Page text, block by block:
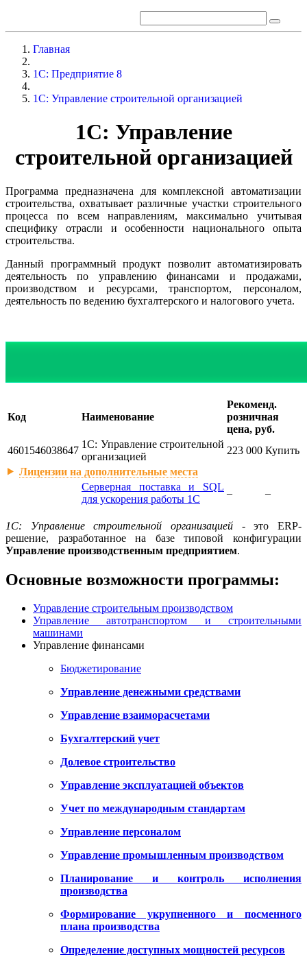
Главная
1С: Предприятие 8
1С: Управление строительной организацией
1С: Управление
строительной организацией
Программа предназначена для комплексной автоматизации
строительства, охватывает различные участки строительного
процесса по всем направлениям, максимально учитывая
специфику отрасли и особенности национального опыта
строительства.
Данный программный продукт позволит автоматизировать
деятельность по управлению финансами и продажами,
производством и ресурсами, транспортом, персоналом,
деятельность по ведению бухгалтерского и налогового учета.
Код Наименование
Рекоменд.
розничная
цена, руб.
4601546038647
1С: Управление строительной
организацией
223 000 Купить
Лицензии на дополнительные места
Серверная поставка и SQL
для ускорения работы 1С
– –
1С: Управление строительной организацией - это ERP-
решение, разработанное на базе типовой конфигурации
Управление производственным предприятием.
Основные возможности программы:
Управление строительным производством
Управление автотранспортом и строительными
машинами
Управление финансами
Бюджетирование
Управление денежными средствами
Управление взаиморасчетами
Бухгалтерский учет
Долевое строительство
Управление эксплуатацией объектов
Учет по международным стандартам
Управление персоналом
Управление промышленным производством
Планирование и контроль исполнения
производства
Формирование укрупненного и посменного
плана производства
Определение доступных мощностей ресурсов